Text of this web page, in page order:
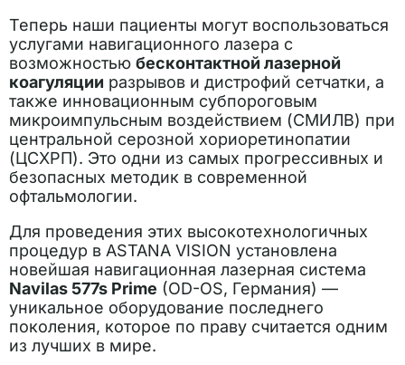
Теперь наши пациенты могут воспользоваться
услугами навигационного лазера с
возможностью бесконтактной лазерной
коагуляции разрывов и дистрофий сетчатки, а
также инновационным субпороговым
микроимпульсным воздействием (СМИЛВ) при
центральной серозной хориоретинопатии
(ЦСХРП). Это одни из самых прогрессивных и
безопасных методик в современной
офтальмологии.
Для проведения этих высокотехнологичных
процедур в ASTANA VISION установлена
новейшая навигационная лазерная система
Navilas 577s Prime (OD-OS, Германия) —
уникальное оборудование последнего
поколения, которое по праву считается одним
из лучших в мире.